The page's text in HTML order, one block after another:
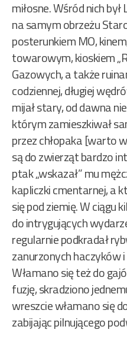
miłosne. Wśród nich
na samym obrzeżu
posterunkiem MO,
towarowym, kioskiem
Gazowych, a także
codziennej, długiej
mijał stary, od dawna
którym zamieszkiwał
przez chłopaka [warto
są do zwierząt bardzo
ptak „wskazał” mu
kapliczki cmentarnej, a
się pod ziemię. W ciągu
do intrygujących
regularnie podkradał
zanurzonych haczyków
Włamano się też do
fuzję, skradziono
wreszcie włamano się
zabijając pilnującego